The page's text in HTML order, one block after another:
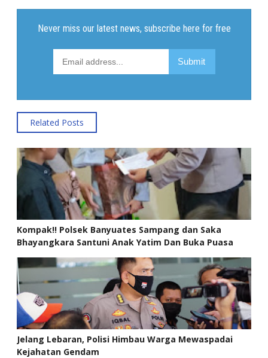
Related Posts
Kompak!! Polsek Banyuates Sampang dan Saka
Bhayangkara Santuni Anak Yatim Dan Buka Puasa
Bersama
Jelang Lebaran, Polisi Himbau Warga Mewaspadai
Kejahatan Gendam